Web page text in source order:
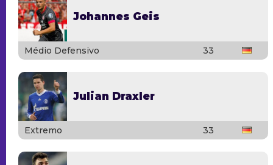
Johannes Geis
Médio Defensivo 33
Julian Draxler
Extremo 33